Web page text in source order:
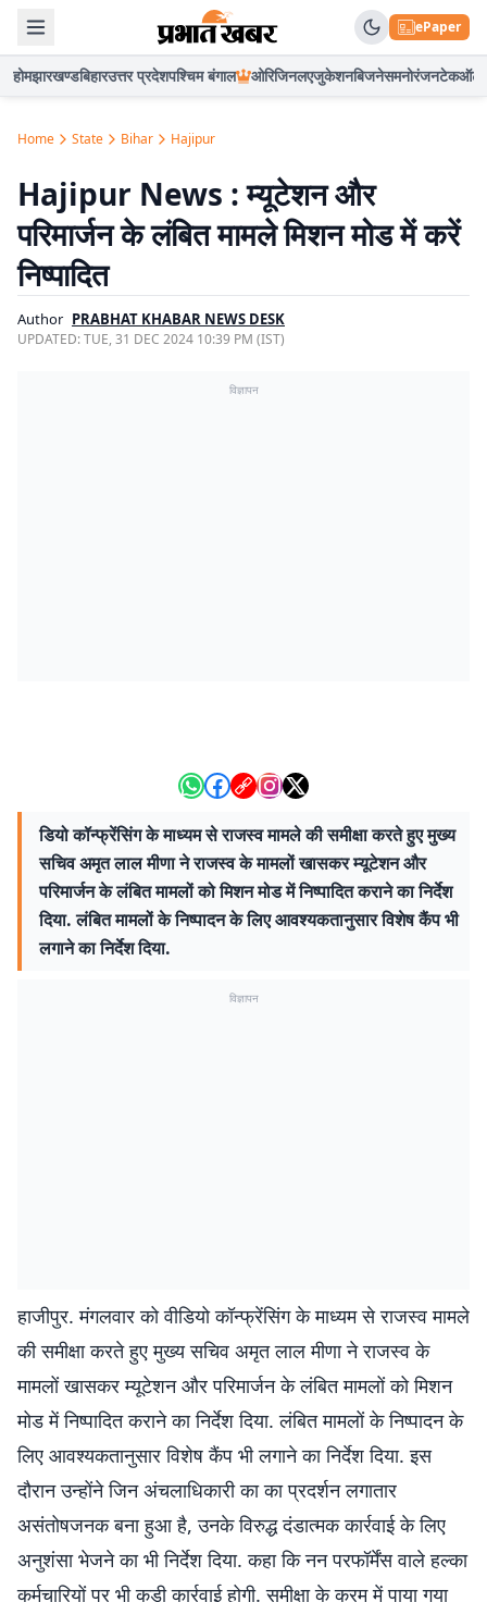
ePaper
होमझारखण्डबिहारउत्तर प्रदेशपश्चिम बंगाल ओरिजिनलएजुकेशनबिजनेसमनोरंजनटेकऑटो
Home State Bihar Hajipur
Hajipur News : म्यूटेशन और
परिमार्जन के लंबित मामले मिशन मोड में करें
निष्पादित
Author PRABHAT KHABAR NEWS DESK
UPDATED:TUE, 31 DEC 2024 10:39 PM (IST)
विज्ञापन
डियो कॉन्फ्रेंसिंग के माध्यम से राजस्व मामले की समीक्षा करते हुए मुख्य
सचिव अमृत लाल मीणा ने राजस्व के मामलों खासकर म्यूटेशन और
परिमार्जन के लंबित मामलों को मिशन मोड में निष्पादित कराने का निर्देश
दिया. लंबित मामलों के निष्पादन के लिए आवश्यकतानुसार विशेष कैंप भी
लगाने का निर्देश दिया.
विज्ञापन
हाजीपुर. मंगलवार को वीडियो कॉन्फ्रेंसिंग के माध्यम से राजस्व मामले
की समीक्षा करते हुए मुख्य सचिव अमृत लाल मीणा ने राजस्व के
मामलों खासकर म्यूटेशन और परिमार्जन के लंबित मामलों को मिशन
मोड में निष्पादित कराने का निर्देश दिया. लंबित मामलों के निष्पादन के
लिए आवश्यकतानुसार विशेष कैंप भी लगाने का निर्देश दिया. इस
दौरान उन्होंने जिन अंचलाधिकारी का का प्रदर्शन लगातार
असंतोषजनक बना हुआ है, उनके विरुद्ध दंडात्मक कार्रवाई के लिए
अनुशंसा भेजने का भी निर्देश दिया. कहा कि नन परफॉर्मेंस वाले हल्का
कर्मचारियों पर भी कड़ी कार्रवाई होगी. समीक्षा के क्रम में पाया गया